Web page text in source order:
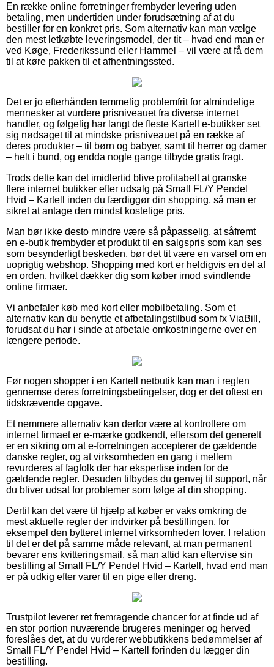
En række online forretninger frembyder levering uden
betaling, men undertiden under forudsætning af at du
bestiller for en konkret pris. Som alternativ kan man vælge
den mest letkøbte leveringsmodel, der tit – hvad end man er
ved Køge, Frederikssund eller Hammel – vil være at få dem
til at køre pakken til et afhentningssted.
Det er jo efterhånden temmelig problemfrit for almindelige
mennesker at vurdere prisniveauet fra diverse internet
handler, og følgelig har langt de fleste Kartell e-butikker set
sig nødsaget til at mindske prisniveauet på en række af
deres produkter – til børn og babyer, samt til herrer og damer
– helt i bund, og endda nogle gange tilbyde gratis fragt.
Trods dette kan det imidlertid blive profitabelt at granske
flere internet butikker efter udsalg på Small FL/Y Pendel
Hvid – Kartell inden du færdiggør din shopping, så man er
sikret at antage den mindst kostelige pris.
Man bør ikke desto mindre være så påpasselig, at såfremt
en e-butik frembyder et produkt til en salgspris som kan ses
som besynderligt beskeden, bør det tit være en varsel om en
uoprigtig webshop. Shopping med kort er heldigvis en del af
en orden, hvilket dækker dig som køber imod svindlende
online firmaer.
Vi anbefaler køb med kort eller mobilbetaling. Som et
alternativ kan du benytte et afbetalingstilbud som fx ViaBill,
forudsat du har i sinde at afbetale omkostningerne over en
længere periode.
Før nogen shopper i en Kartell netbutik kan man i reglen
gennemse deres forretningsbetingelser, dog er det oftest en
tidskrævende opgave.
Et nemmere alternativ kan derfor være at kontrollere om
internet firmaet er e-mærke godkendt, eftersom det generelt
er en sikring om at e-forretningen accepterer de gældende
danske regler, og at virksomheden en gang i mellem
revurderes af fagfolk der har ekspertise inden for de
gældende regler. Desuden tilbydes du genvej til support, når
du bliver udsat for problemer som følge af din shopping.
Dertil kan det være til hjælp at køber er vaks omkring de
mest aktuelle regler der indvirker på bestillingen, for
eksempel den bytteret internet virksomheden lover. I relation
til det er det på samme måde relevant, at man permanent
bevarer ens kvitteringsmail, så man altid kan eftervise sin
bestilling af Small FL/Y Pendel Hvid – Kartell, hvad end man
er på udkig efter varer til en pige eller dreng.
Trustpilot leverer ret fremragende chancer for at finde ud af
en stor portion nuværende brugeres meninger og herved
foreslåes det, at du vurderer webbutikkens bedømmelser af
Small FL/Y Pendel Hvid – Kartell forinden du lægger din
bestilling.